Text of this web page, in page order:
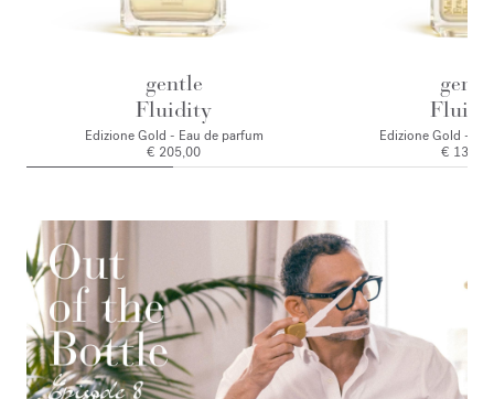
gentle
Fluidity
Edizione Gold - Eau de parfum
€ 205,00
Edizione Gold -
€ 135,00